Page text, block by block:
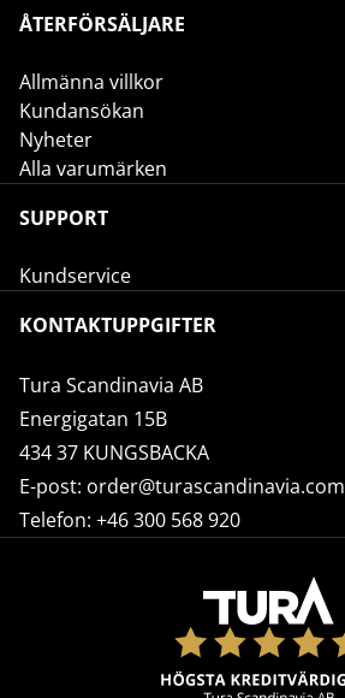
ÅTERFÖRSÄLJARE
Allmänna villkor
Kundansökan
Nyheter
Alla varumärken
SUPPORT
Kundservice
KONTAKTUPPGIFTER
Tura Scandinavia AB
Energigatan 15B
434 37 KUNGSBACKA
E-post: order@turascandinavia.com
Telefon: +46 300 568 920